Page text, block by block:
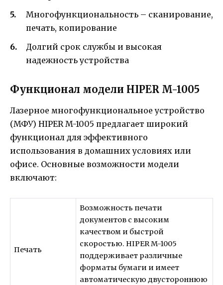
Многофункциональность – сканирование,
печать, копирование
Долгий срок службы и высокая
надежность устройства
Функционал модели HIPER M-1005
Лазерное многофункциональное устройство
(МФУ) HIPER M-1005 предлагает широкий
функционал для эффективного
использования в домашних условиях или
офисе. Основные возможности модели
включают:
Печать
Возможность печати
документов с высоким
качеством и быстрой
скоростью. HIPER M-1005
поддерживает различные
форматы бумаги и имеет
автоматическую двустороннюю